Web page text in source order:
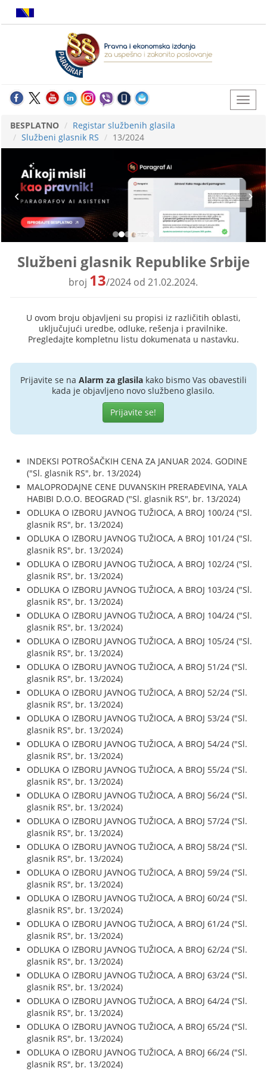
BESPLATNO
Registar službenih glasila
Službeni glasnik RS
13/2024
Službeni glasnik Republike Srbije
broj 13/2024 od 21.02.2024.
U ovom broju objavljeni su propisi iz različitih oblasti,
uključujući uredbe, odluke, rešenja i pravilnike.
Pregledajte kompletnu listu dokumenata u nastavku.
Prijavite se na Alarm za glasilakako bismo Vas obavestili
kada je objavljeno novo službeno glasilo.
Prijavite se!
INDEKSI POTROŠAČKIH CENA ZA JANUAR 2024. GODINE
("Sl. glasnik RS", br. 13/2024)
MALOPRODAJNE CENE DUVANSKIH PRERAĐEVINA, YALA
HABIBI D.O.O. BEOGRAD ("Sl. glasnik RS", br. 13/2024)
ODLUKA O IZBORU JAVNOG TUŽIOCA, A BROJ 100/24 ("Sl.
glasnik RS", br. 13/2024)
ODLUKA O IZBORU JAVNOG TUŽIOCA, A BROJ 101/24 ("Sl.
glasnik RS", br. 13/2024)
ODLUKA O IZBORU JAVNOG TUŽIOCA, A BROJ 102/24 ("Sl.
glasnik RS", br. 13/2024)
ODLUKA O IZBORU JAVNOG TUŽIOCA, A BROJ 103/24 ("Sl.
glasnik RS", br. 13/2024)
ODLUKA O IZBORU JAVNOG TUŽIOCA, A BROJ 104/24 ("Sl.
glasnik RS", br. 13/2024)
ODLUKA O IZBORU JAVNOG TUŽIOCA, A BROJ 105/24 ("Sl.
glasnik RS", br. 13/2024)
ODLUKA O IZBORU JAVNOG TUŽIOCA, A BROJ 51/24 ("Sl.
glasnik RS", br. 13/2024)
ODLUKA O IZBORU JAVNOG TUŽIOCA, A BROJ 52/24 ("Sl.
glasnik RS", br. 13/2024)
ODLUKA O IZBORU JAVNOG TUŽIOCA, A BROJ 53/24 ("Sl.
glasnik RS", br. 13/2024)
ODLUKA O IZBORU JAVNOG TUŽIOCA, A BROJ 54/24 ("Sl.
glasnik RS", br. 13/2024)
ODLUKA O IZBORU JAVNOG TUŽIOCA, A BROJ 55/24 ("Sl.
glasnik RS", br. 13/2024)
ODLUKA O IZBORU JAVNOG TUŽIOCA, A BROJ 56/24 ("Sl.
glasnik RS", br. 13/2024)
ODLUKA O IZBORU JAVNOG TUŽIOCA, A BROJ 57/24 ("Sl.
glasnik RS", br. 13/2024)
ODLUKA O IZBORU JAVNOG TUŽIOCA, A BROJ 58/24 ("Sl.
glasnik RS", br. 13/2024)
ODLUKA O IZBORU JAVNOG TUŽIOCA, A BROJ 59/24 ("Sl.
glasnik RS", br. 13/2024)
ODLUKA O IZBORU JAVNOG TUŽIOCA, A BROJ 60/24 ("Sl.
glasnik RS", br. 13/2024)
ODLUKA O IZBORU JAVNOG TUŽIOCA, A BROJ 61/24 ("Sl.
glasnik RS", br. 13/2024)
ODLUKA O IZBORU JAVNOG TUŽIOCA, A BROJ 62/24 ("Sl.
glasnik RS", br. 13/2024)
ODLUKA O IZBORU JAVNOG TUŽIOCA, A BROJ 63/24 ("Sl.
glasnik RS", br. 13/2024)
ODLUKA O IZBORU JAVNOG TUŽIOCA, A BROJ 64/24 ("Sl.
glasnik RS", br. 13/2024)
ODLUKA O IZBORU JAVNOG TUŽIOCA, A BROJ 65/24 ("Sl.
glasnik RS", br. 13/2024)
ODLUKA O IZBORU JAVNOG TUŽIOCA, A BROJ 66/24 ("Sl.
glasnik RS", br. 13/2024)